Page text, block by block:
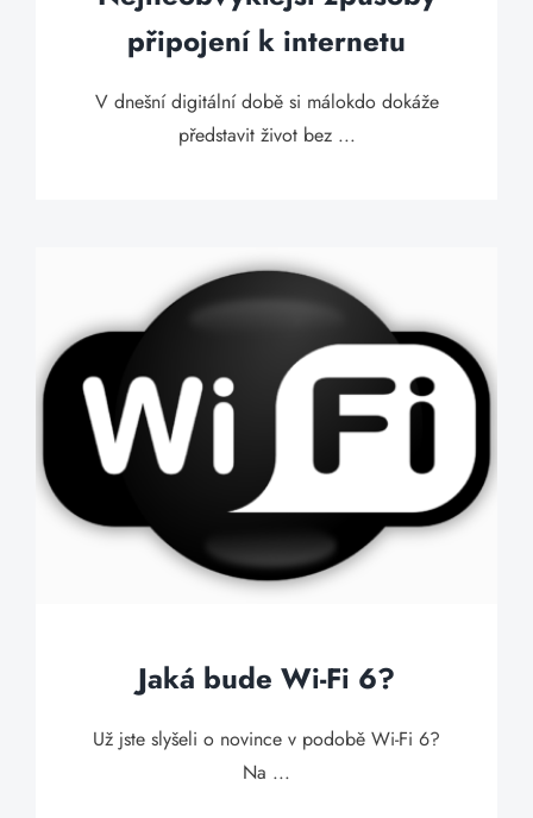
připojení k internetu
V dnešní digitální době si málokdo dokáže
představit život bez ...
Jaká bude Wi-Fi 6?
Už jste slyšeli o novince v podobě Wi-Fi 6?
Na ...